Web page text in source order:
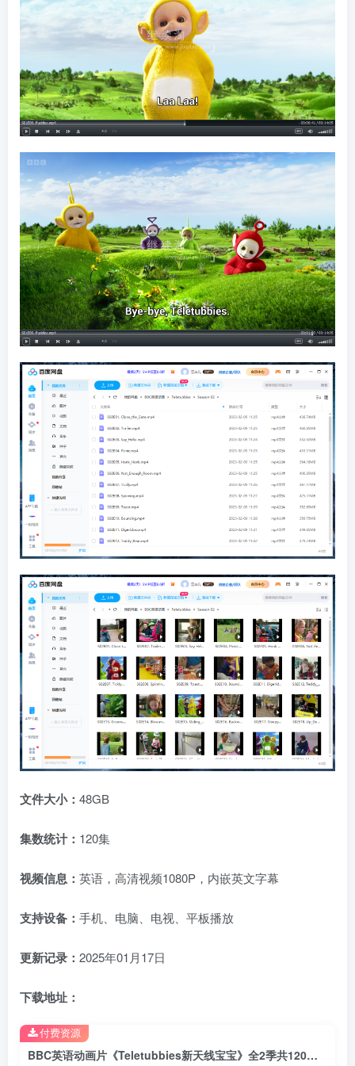
文件大小： 48GB
集数统计： 120集
视频信息： 英语，高清视频1080P，内嵌英文字幕
支持设备： 手机、电脑、电视、平板播放
更新记录： 2025年01月17日
下载地址：
BBC英语动画片《Teletubbies新天线宝宝》全2季共120集，1080P高清视频带英文字幕，百度网盘下载！
付费资源